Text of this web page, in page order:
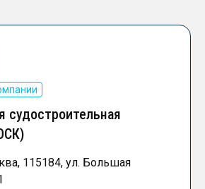
судостроительная
115184, ул. Большая